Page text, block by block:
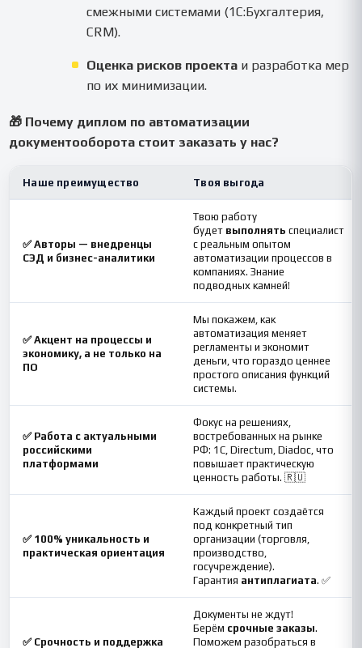
смежными системами (1С:Бухгалтерия,
CRM).
Оценка рисков проекта и разработка мер
по их минимизации.
🎁 Почему диплом по автоматизации
документооборота стоит заказать у нас?
Наше преимущество Твоя выгода
✅ Авторы — внедренцы
СЭД и бизнес-аналитики
Твою работу
будет выполнять специалист
с реальным опытом
автоматизации процессов в
компаниях. Знание
подводных камней!
✅ Акцент на процессы и
экономику, а не только на
ПО
Мы покажем, как
автоматизация меняет
регламенты и экономит
деньги, что гораздо ценнее
простого описания функций
системы.
✅ Работа с актуальными
российскими
платформами
Фокус на решениях,
востребованных на рынке
РФ: 1С, Directum, Diadoc, что
повышает практическую
ценность работы. 🇷🇺
✅ 100% уникальность и
практическая ориентация
Каждый проект создаётся
под конкретный тип
организации (торговля,
производство,
госучреждение).
Гарантия антиплагиата. ✅
✅ Срочность и поддержка
Документы не ждут!
Берём срочные заказы.
Поможем разобраться в